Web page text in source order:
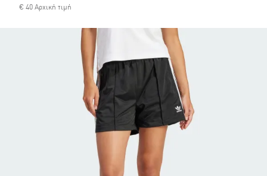
€ 40 Αρχική τιμή